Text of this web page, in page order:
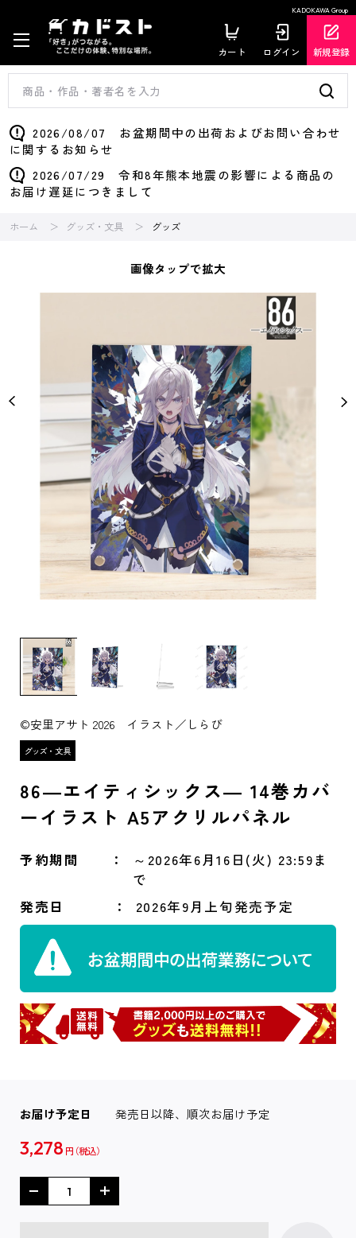
KADOKAWA Group
カート ログイン 新規登録
2026/08/07 お盆期間中の出荷およびお問い合わせ
に関するお知らせ
2026/07/29 令和8年熊本地震の影響による商品の
お届け遅延につきまして
ホーム グッズ・文具 グッズ
画像タップで拡大
©安里アサト 2026 イラスト／しらび
86―エイティシックス― 14巻カバ
ーイラスト A5アクリルパネル
予約期間
～2026年6月16日(火) 23:59ま
で
発売日
2026年9月上旬発売予定
お届け予定日 発売日以降、順次お届け予定
3,278 円